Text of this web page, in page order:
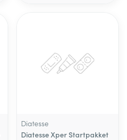
Diatesse
Diatesse Xper Startpakket